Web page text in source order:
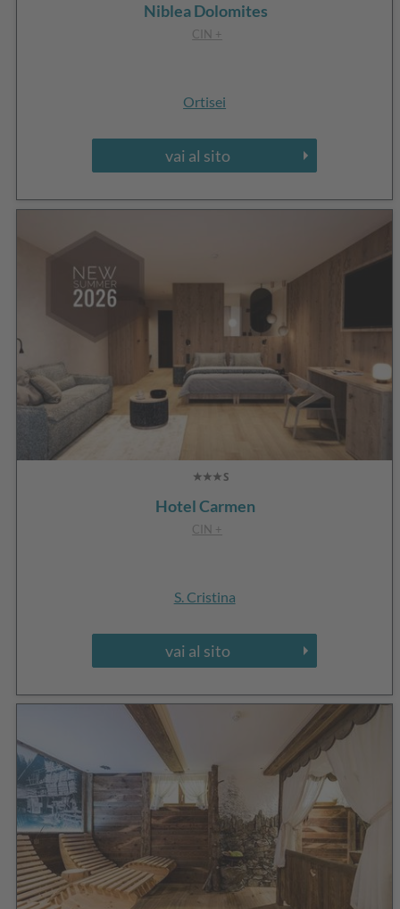
Niblea Dolomites
CIN +
Ortisei
vai al sito
Hotel Carmen
CIN +
S. Cristina
vai al sito